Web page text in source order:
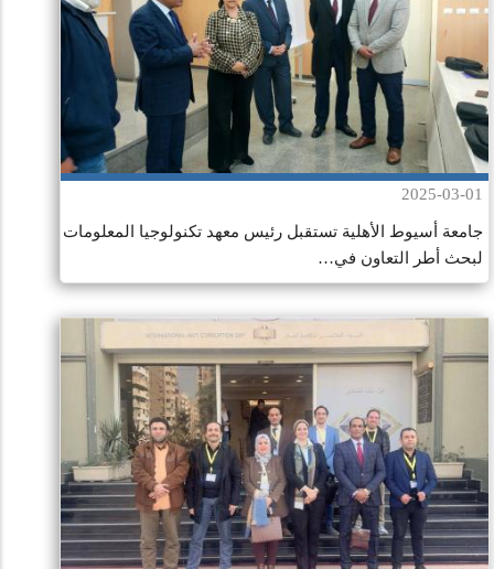
2025-03-01
جامعة أسيوط الأهلية تستقبل رئيس معهد تكنولوجيا المعلومات
لبحث أطر التعاون في…